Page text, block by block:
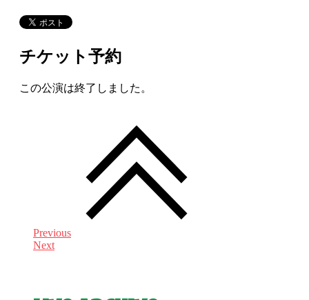
チケット予約
この公演は終了しました。
Previous
Next